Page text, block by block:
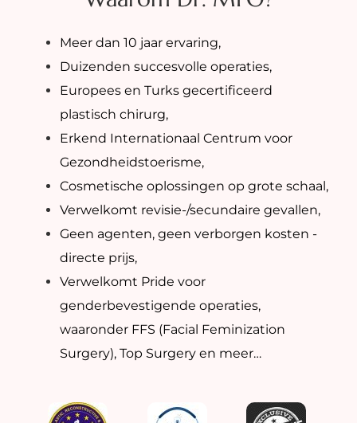
Meer dan 10 jaar ervaring,
Duizenden succesvolle operaties,
Europees en Turks gecertificeerd
plastisch chirurg,
Erkend Internationaal Centrum voor
Gezondheidstoerisme,
Cosmetische oplossingen op grote schaal,
Verwelkomt revisie-/secundaire gevallen,
Geen agenten, geen verborgen kosten -
directe prijs,
Verwelkomt Pride voor
genderbevestigende operaties,
waaronder FFS (Facial Feminization
Surgery), Top Surgery en meer…